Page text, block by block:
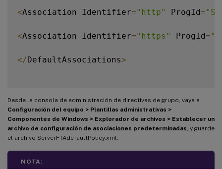
<Association Identifier="http" ProgId=
<Association Identifier="https" ProgId=
</DefaultAssociations>
Desde la consola de administración de directivas de grupo, vaya a
Configuración del equipo > Plantillas administrativas >
Componentes de Windows > Explorador de archivos > Establecer un
archivo de configuración de asociaciones predeterminadas , y guarde
el archivo ServerFTAdefaultPolicy.xml.
NOTA: